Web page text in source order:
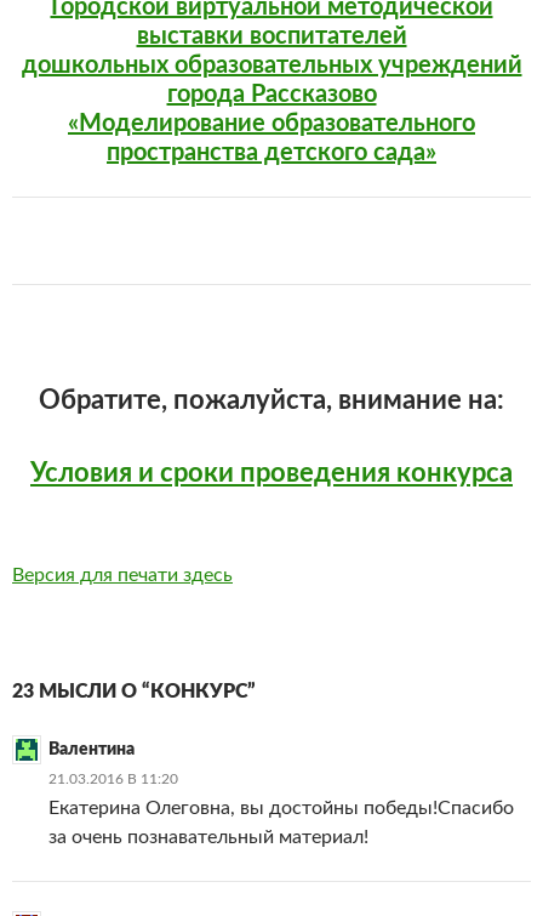
Городской виртуальной методической
выставки воспитателей
дошкольных образовательных учреждений
города Рассказово
«Моделирование образовательного
пространства детского сада»
Обратите, пожалуйста, внимание на:
Условия и сроки проведения конкурса
Версия для печати здесь
23 МЫСЛИ О “КОНКУРС”
Валентина
21.03.2016 В 11:20
Екатерина Олеговна, вы достойны победы!Спасибо
за очень познавательный материал!